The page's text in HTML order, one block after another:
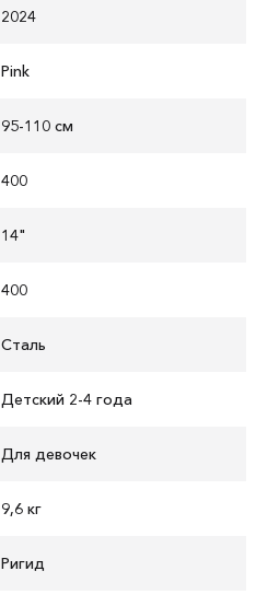
2024
Pink
95-110 см
400
14"
400
Сталь
Детский 2-4 года
Для девочек
9,6 кг
Ригид